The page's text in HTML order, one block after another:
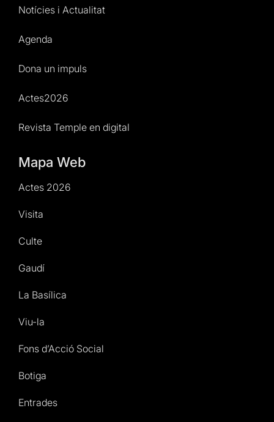
Notícies i Actualitat
Agenda
Dona un impuls
Actes2026
Revista Temple en digital
Mapa Web
Actes 2026
Visita
Culte
Gaudí
La Basílica
Viu-la
Fons d’Acció Social
Botiga
Entrades